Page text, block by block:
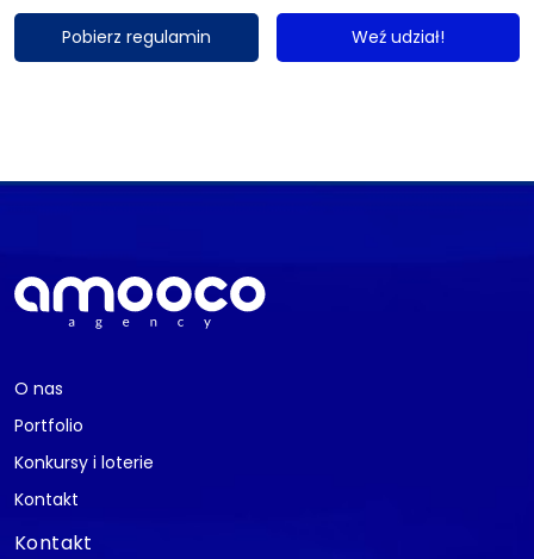
Pobierz regulamin Weź udział!
O nas
Portfolio
Konkursy i loterie
Kontakt
Kontakt